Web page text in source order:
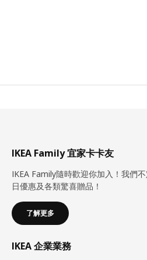
IKEA Family 宜家卡卡友
IKEA Family隨時歡迎你加入！我們
日優惠及各類驚喜贈品！
了解更多
IKEA 企業業務